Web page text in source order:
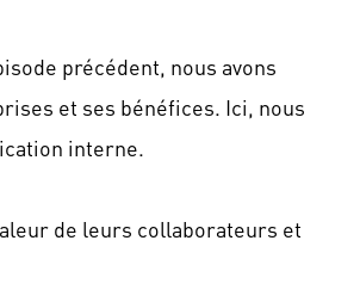
précédent, nous avons
et ses bénéfices. Ici, nous
interne.
de leurs collaborateurs et